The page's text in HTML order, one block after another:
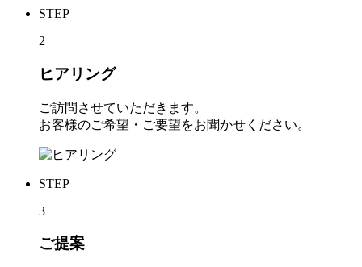
STEP
2
ヒアリング
ご訪問させていただきます。
お客様のご希望・ご要望をお聞かせください。
STEP
3
ご提案